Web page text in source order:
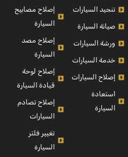
تنجيد السيارات
صيانة السيارة
ورشة السيارات
خدمة السيارات
إصلاح السيارات
استعادة
السيارة
إصلاح مصابيح
السيارة
إصلاح مصد
السيارة
إصلاح لوحة
قيادة السيارة
إصلاح تصادم
السيارات
تغيير فلتر
السيارة